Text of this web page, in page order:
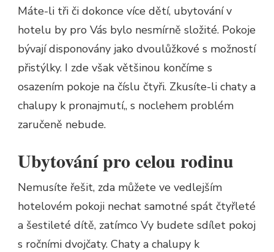
Máte-li tři či dokonce více dětí, ubytování v
hotelu by pro Vás bylo nesmírně složité. Pokoje
bývají disponovány jako dvoulůžkové s možností
přistýlky. I zde však většinou končíme s
osazením pokoje na číslu čtyři. Zkusíte-li chaty a
chalupy k pronajmutí,, s noclehem problém
zaručeně nebude.
Ubytování pro celou rodinu
Nemusíte řešit, zda můžete ve vedlejším
hotelovém pokoji nechat samotné spát čtyřleté
a šestileté dítě, zatímco Vy budete sdílet pokoj
s ročními dvojčaty. Chaty a chalupy k